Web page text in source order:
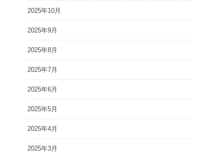
2025年10月
2025年9月
2025年8月
2025年7月
2025年6月
2025年5月
2025年4月
2025年3月